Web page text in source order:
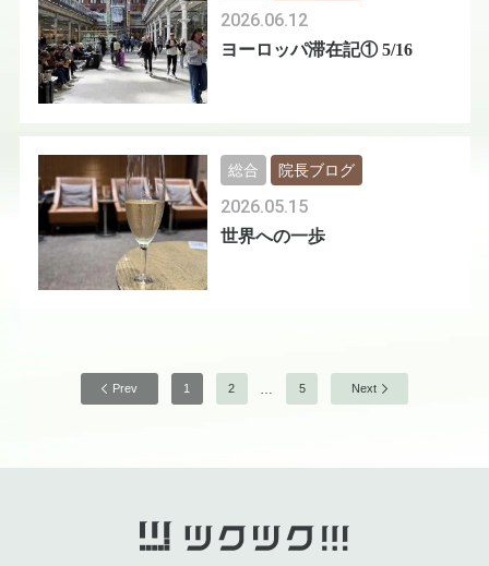
ヨーロッパ滞在記① 5/16
2026.06.12
世界への一歩
2026.05.15
総合 院長ブログ
Prev 1 2 5 Next